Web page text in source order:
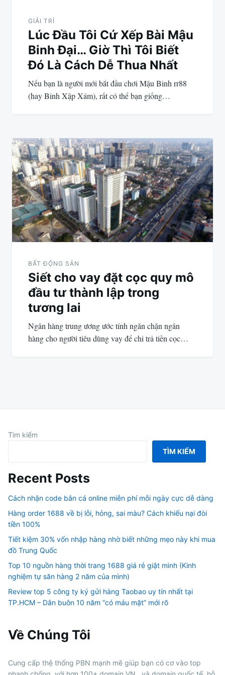
GIẢI TRÍ
Lúc Đầu Tôi Cứ Xếp Bài Mậu
Binh Đại… Giờ Thì Tôi Biết
Đó Là Cách Dễ Thua Nhất
Nếu bạn là người mới bắt đầu chơi Mậu Binh rr88
(hay Binh Xập Xám), rất có thể bạn giống…
BẤT ĐỘNG SẢN
Siết cho vay đặt cọc quy mô
đầu tư thành lập trong
tương lai
Ngân hàng trung ương ước tính ngăn chặn ngân
hàng cho người tiêu dùng vay để chi trả tiền cọc…
Tìm kiếm
TÌM KIẾM
Recent Posts
Cách nhận code bắn cá online miễn phí mỗi ngày cực dễ dàng
Hàng order 1688 về bị lỗi, hỏng, sai màu? Cách khiếu nại đòi
tiền 100%
Tiết kiệm 30% vốn nhập hàng nhờ biết những mẹo này khi mua
đồ Trung Quốc
Top 10 nguồn hàng thời trang 1688 giá rẻ giật mình (Kinh
nghiệm tự săn hàng 2 năm của mình)
Review top 5 công ty ký gửi hàng Taobao uy tín nhất tại
TP.HCM – Dân buôn 10 năm “có máu mặt” mới rõ
Về Chúng Tôi
Cung cấp thệ thống PBN mạnh mẽ giúp bạn có cơ vào top